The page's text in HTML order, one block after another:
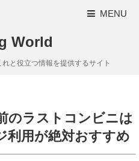
MENU
World
と役立つ情報を提供するサイト
のラストコンビニは
利用が絶対おすすめ